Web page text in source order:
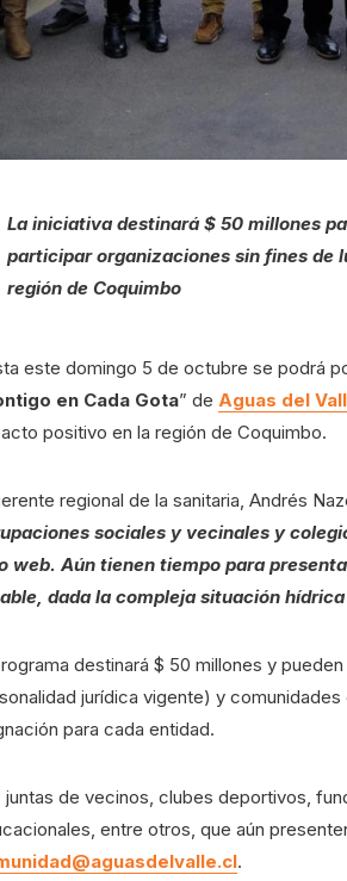
La iniciativa destinará $ 50 millones
participar organizaciones sin fines de
región de Coquimbo
este domingo 5 de octubre se podrá
en Cada Gota” de Aguas del
positivo en la región de Coquimbo.
regional de la sanitaria, Andrés
sociales y vecinales y
web. Aún tienen tiempo para
dada la compleja situación
destinará $ 50 millones y
jurídica vigente) y
para cada entidad.
juntas de vecinos, clubes deportivos,
entre otros, que aún
.